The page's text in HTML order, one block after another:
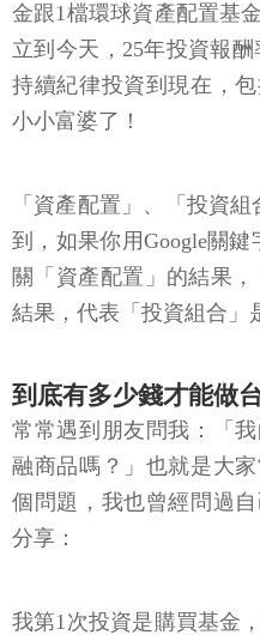
金跟1檔環球資產配置基
立到今天，25年投資報
持續紀律投資到現在，
小小富婆了！
「資產配置」、「投資
到，如果你用Google關
關「資產配置」的結果
結果，代表「投資組合」
到底有多少錢才能做
常常遇到朋友問我：「
融商品嗎？」也就是大
個問題，我也曾經問過
分享：
我第1次投資是購買基金